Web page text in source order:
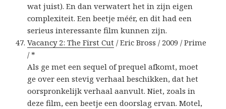
wat juist). En dan verwatert het in zijn eigen
complexiteit. Een beetje méér, en dit had een
serieus interessante film kunnen zijn.
Vacancy 2: The First Cut / Eric Bross / 2009 / Prime
/ *
Als ge met een sequel of prequel afkomt, moet
ge over een stevig verhaal beschikken, dat het
oorspronkelijk verhaal aanvult. Niet, zoals in
deze film, een beetje een doorslag ervan. Motel,